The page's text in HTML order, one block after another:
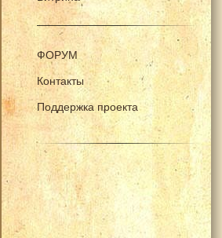
ФОРУМ
Контакты
Поддержка проекта